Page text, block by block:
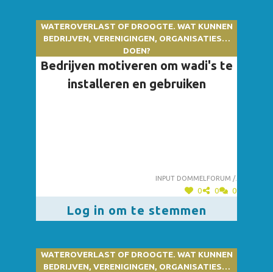
WATEROVERLAST OF DROOGTE. WAT KUNNEN
BEDRIJVEN, VERENIGINGEN, ORGANISATIES…
DOEN?
Bedrijven motiveren om wadi's te
installeren en gebruiken
Input dommelforum /.
0 0 0
Log in om te stemmen
WATEROVERLAST OF DROOGTE. WAT KUNNEN
BEDRIJVEN, VERENIGINGEN, ORGANISATIES…